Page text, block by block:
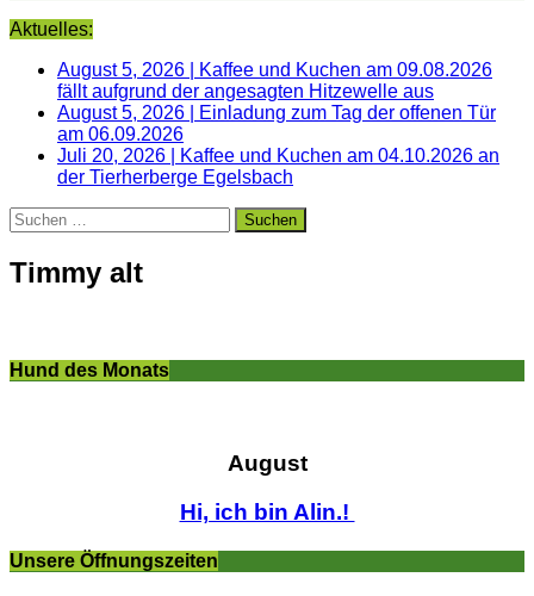
Aktuelles:
August 5, 2026
Kaffee und Kuchen am 09.08.2026
fällt aufgrund der angesagten Hitzewelle aus
August 5, 2026
Einladung zum Tag der offenen Tür
am 06.09.2026
Juli 20, 2026
Kaffee und Kuchen am 04.10.2026 an
der Tierherberge Egelsbach
Suchen
nach:
Timmy alt
Hund des Monats
August
Hi, ich bin Alin.!
Unsere Öffnungszeiten